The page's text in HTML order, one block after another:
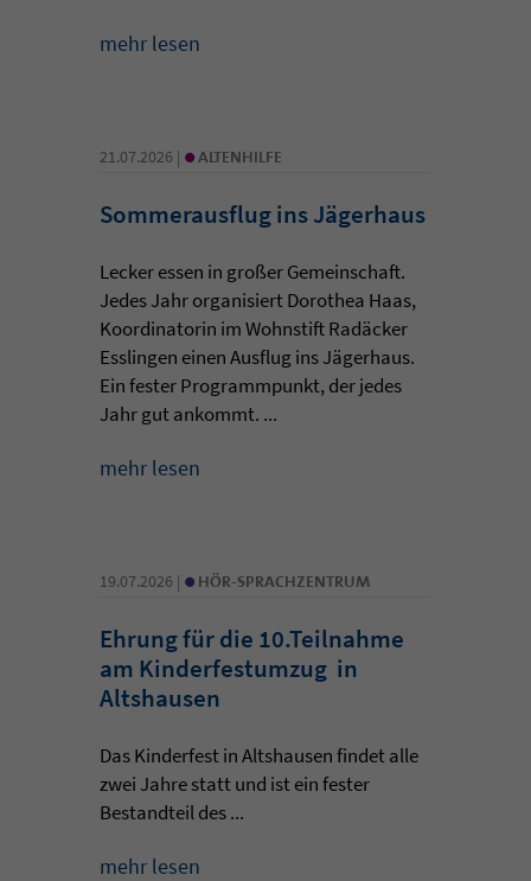
mehr lesen
21.07.2026 | • ALTENHILFE
Sommerausflug ins Jägerhaus
Lecker essen in großer Gemeinschaft.
Jedes Jahr organisiert Dorothea Haas,
Koordinatorin im Wohnstift Radäcker
Esslingen einen Ausflug ins Jägerhaus.
Ein fester Programmpunkt, der jedes
Jahr gut ankommt. ...
mehr lesen
19.07.2026 | • HÖR-SPRACHZENTRUM
Ehrung für die 10.Teilnahme
am Kinderfestumzug in
Altshausen
Das Kinderfest in Altshausen findet alle
zwei Jahre statt und ist ein fester
Bestandteil des ...
mehr lesen